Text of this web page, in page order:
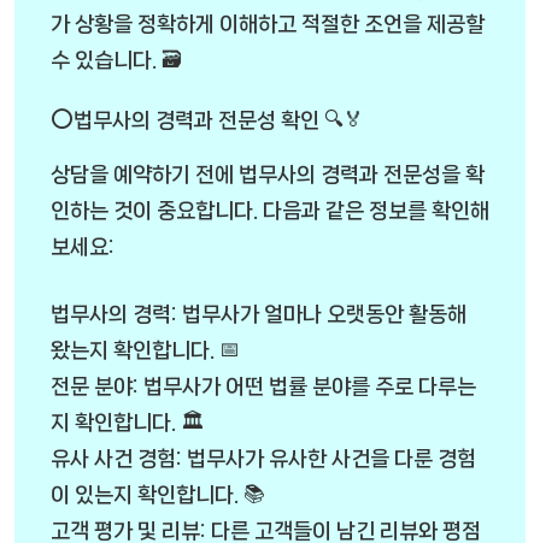
가 상황을 정확하게 이해하고 적절한 조언을 제공할
수 있습니다. 🗃️
⭕법무사의 경력과 전문성 확인 🔍🏅
상담을 예약하기 전에 법무사의 경력과 전문성을 확
인하는 것이 중요합니다. 다음과 같은 정보를 확인해
보세요:
법무사의 경력: 법무사가 얼마나 오랫동안 활동해
왔는지 확인합니다. 📅
전문 분야: 법무사가 어떤 법률 분야를 주로 다루는
지 확인합니다. 🏛️
유사 사건 경험: 법무사가 유사한 사건을 다룬 경험
이 있는지 확인합니다. 📚
고객 평가 및 리뷰: 다른 고객들이 남긴 리뷰와 평점